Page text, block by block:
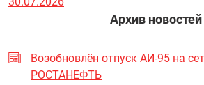
Архив новостей
Возобновлён отпуск АИ-95 на
РОСТАНЕФТЬ